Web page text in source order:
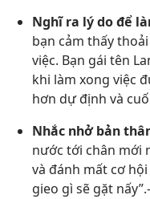
Nghĩ ra lý do để
bạn cảm thấy
việc. Bạn gái tên
khi làm xong việc
hơn dự định và
Nhắc nhở bản
nước tới chân mới
và đánh mất cơ
gieo gì sẽ gặt